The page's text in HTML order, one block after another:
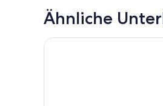
Wir selbst wohnen auch im
schönen Umgebung geben
Ähnliche
sehr großer Garten, Ruhe